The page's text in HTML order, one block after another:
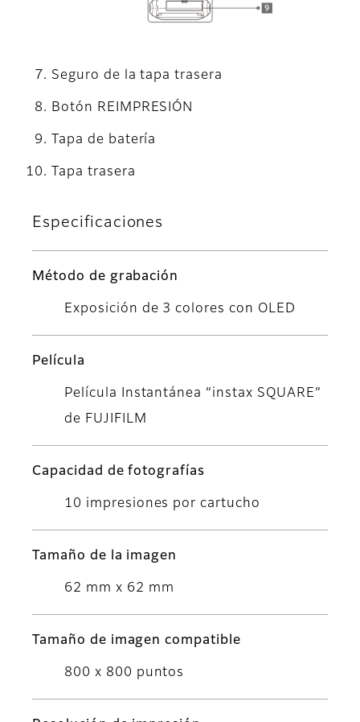
Seguro de la tapa trasera
Botón REIMPRESIÓN
Tapa de batería
Tapa trasera
Especificaciones
Método de grabación
Exposición de 3 colores con OLED
Película
Película Instantánea “instax SQUARE”
de FUJIFILM
Capacidad de fotografías
10 impresiones por cartucho
Tamaño de la imagen
62 mm x 62 mm
Tamaño de imagen compatible
800 x 800 puntos